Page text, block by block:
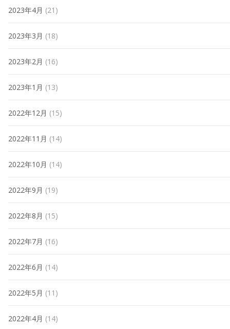
2023年4月 (21)
2023年3月 (18)
2023年2月 (16)
2023年1月 (13)
2022年12月 (15)
2022年11月 (14)
2022年10月 (14)
2022年9月 (19)
2022年8月 (15)
2022年7月 (16)
2022年6月 (14)
2022年5月 (11)
2022年4月 (14)